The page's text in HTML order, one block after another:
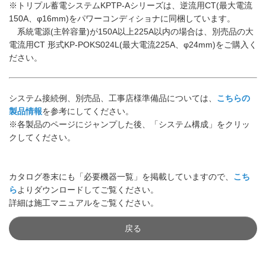
※トリプル蓄電システムKPTP-Aシリーズは、逆流用CT(最大電流
150A、φ16mm)をパワーコンディショナに同梱しています。
系統電源(主幹容量)が150A以上225A以内の場合は、別売品の大
電流用CT 形式KP-POKS024L(最大電流225A、φ24mm)をご購入く
ださい。
システム接続例、別売品、工事店様準備品については、 こちらの
製品情報を参考にしてください。
※各製品のページにジャンプした後、「システム構成」をクリッ
クしてください。
カタログ巻末にも「必要機器一覧」を掲載していますので、 こち
らよりダウンロードしてご覧ください。
詳細は施工マニュアルをご覧ください。
戻る